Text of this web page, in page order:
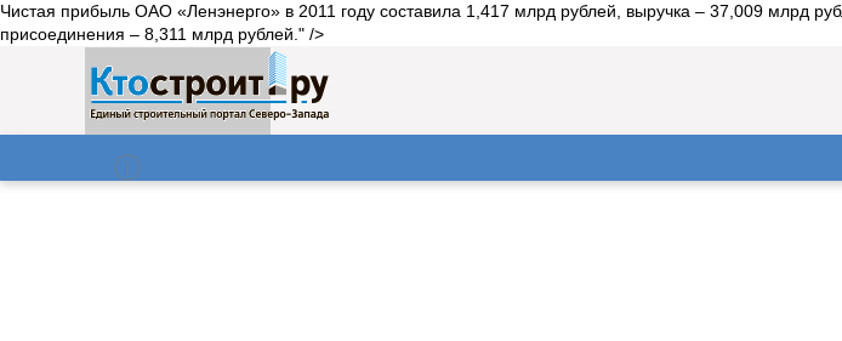
Чистая прибыль ОАО «Ленэнерго» в 2011 году составила 1,417 млрд рублей, выручка – 37,009 млрд
присоединения – 8,311 млрд рублей." />